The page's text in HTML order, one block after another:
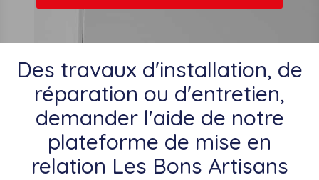
Des travaux d'installation, de
réparation ou d'entretien,
demander l'aide de notre
plateforme de mise en
relation Les Bons Artisans